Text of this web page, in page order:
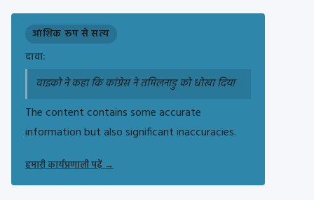
आंशिक रूप से सत्य
दावा:
वाइको ने कहा कि कांग्रेस ने तमिलनाडु को धोखा दिया
The content contains some accurate
information but also significant inaccuracies.
हमारी कार्यप्रणाली पढ़ें→